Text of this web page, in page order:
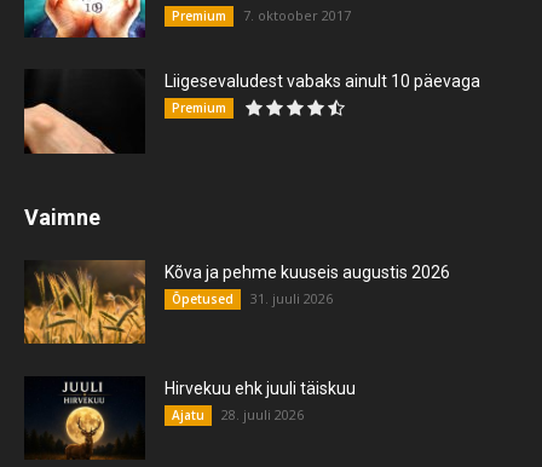
Premium 7. oktoober 2017
Liigesevaludest vabaks ainult 10 päevaga
Premium
Vaimne
Kõva ja pehme kuuseis augustis 2026
Õpetused 31. juuli 2026
Hirvekuu ehk juuli täiskuu
Ajatu 28. juuli 2026